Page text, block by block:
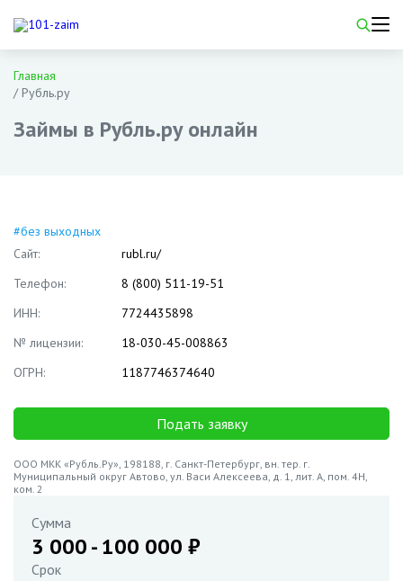
Главная
/Рубль.ру
Займы в Рубль.ру онлайн
#без выходных
Сайт:
rubl.ru/
Телефон:
8 (800) 511-19-51
ИНН:
7724435898
№ лицензии:
18-030-45-008863
ОГРН:
1187746374640
Подать заявку
ООО МКК «Рубль.Ру», 198188, г. Санкт-Петербург, вн. тер. г.
Муниципальный округ Автово, ул. Васи Алексеева, д. 1, лит. А, пом. 4Н,
ком. 2
Сумма
3 000-100 000 ₽
Срок